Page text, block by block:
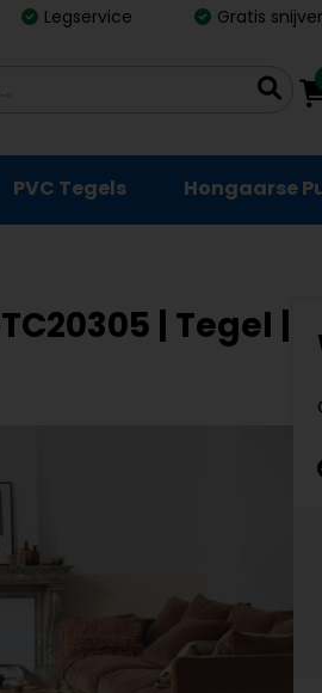
Legservice Gratis
PVC Tegels Hongaarse
| Tegel |